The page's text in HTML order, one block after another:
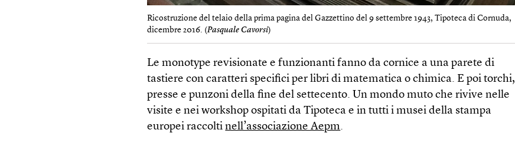
Ricostruzione del telaio della prima pagina del Gazzettino del 9 settembre 1943, Tipoteca di Cornuda,
dicembre 2016. (Pasquale Cavorsi)
Le monotype revisionate e funzionanti fanno da cornice a una parete di
tastiere con caratteri specifici per libri di matematica o chimica. E poi torchi,
presse e punzoni della fine del settecento. Un mondo muto che rivive nelle
visite e nei workshop ospitati da Tipoteca e in tutti i musei della stampa
europei raccoltinell’associazione Aepm.